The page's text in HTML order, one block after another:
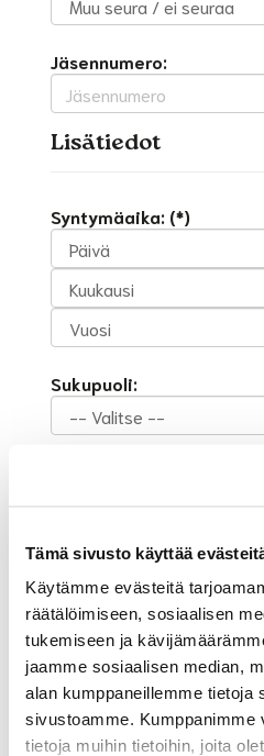
Tämä sivusto käyttää
Käytämme evästeitä
räätälöimiseen, sosiaalisen
tukemiseen ja
jaamme sosiaalisen median,
alan kumppaneillemme tietoja
sivustoamme. Kumppanimme
tietoja muihin tietoihin, joita
Jäsennumero:
Lisätiedot
Syntymäaika: (*)
Sukupuoli:
Olen lukenut
henkilötietojeni käsittelyn
(*) Tieto on pakollinen